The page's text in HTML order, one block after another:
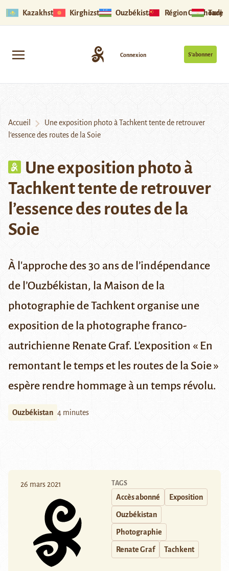
Kazakhstan Kirghizstan Ouzbékistan Région Ouïghoure
S’abonner
Connexion
Accueil
Une exposition photo à Tachkent tente de retrouver
l’essence des routes de la Soie
Une exposition photo à
Tachkent tente de retrouver
l’essence des routes de la
Soie
À l'approche des 30 ans de l’indépendance
de l’Ouzbékistan, la Maison de la
photographie de Tachkent organise une
exposition de la photographe franco-
autrichienne Renate Graf. L’exposition « En
remontant le temps et les routes de la Soie »
espère rendre hommage à un temps révolu.
Ouzbékistan 4 minutes
26 mars 2021 TAGS
Accès abonné Exposition
Ouzbékistan
Photographie
Renate Graf Tachkent